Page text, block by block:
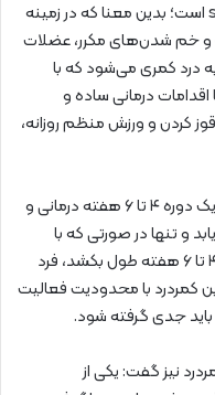
تاندونی یا به اصطلاح strain and sprain است؛ بدین معنا که در زمینه
خم شدن‌های مکرر، عضلات
درد کمری می‌شود که با
درمانی ساده و
کردن و ورزش منظم روزانه،
وی خاطر نشان کرد: اغلب موارد کمردرد، با یک دوره ۴ تا ۶ هفته درمانی و
و تنها در صورتی که با
وجود همه این اقدامات، دردکمر بیش از ۴ تا ۶ هفته طول بکشد، فرد
کمردرد با محدودیت فعالیت
باید جدی گرفته شود.
نیز گفت: یکی از